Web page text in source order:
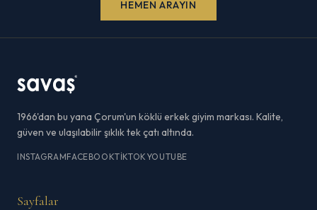
HEMEN ARAYIN
1966'dan bu yana Çorum'un köklü erkek giyim markası. Kalite,
güven ve ulaşılabilir şıklık tek çatı altında.
INSTAGRAMFACEBOOKTIKTOK YOUTUBE
Sayfalar